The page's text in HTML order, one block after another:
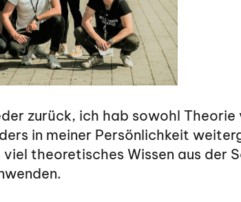
zurück, ich hab sowohl
in meiner Persönlichkeit
theoretisches Wissen aus der